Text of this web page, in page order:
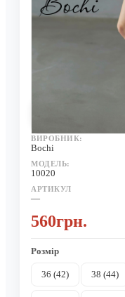
Сукня Софія з
ВИРОБНИК:
Bochi
МОДЕЛЬ:
10020
АРТИКУЛ
—
560грн.
Розмір
36 (42) 38 (44)